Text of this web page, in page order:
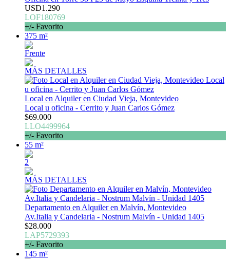
USD1.290
LOF180769
+/- Favorito
375 m²
Frente
MÁS DETALLES
Local en Alquiler en Ciudad Vieja, Montevideo
Local u oficina - Cerrito y Juan Carlos Gómez
$69.000
LLO4499964
+/- Favorito
55 m²
2
MÁS DETALLES
Departamento en Alquiler en Malvín, Montevideo
Av.Italia y Candelaria - Nostrum Malvín - Unidad 1405
$28.000
LAP5729393
+/- Favorito
145 m²